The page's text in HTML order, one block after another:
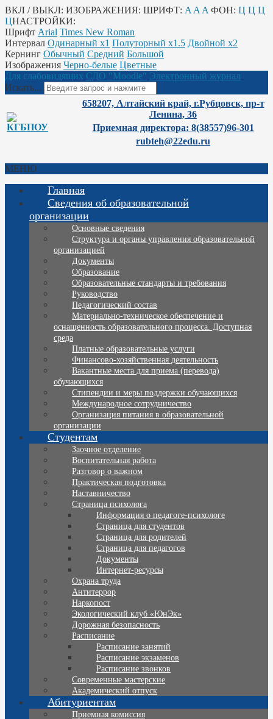
ВКЛ / ВЫКЛ: ИЗОБРАЖЕНИЯ: ШРИФТ: A A A ФОН: Ц Ц Ц
ЦНАСТРОЙКИ:
Шрифт Arial Times New Roman
Интервал Одинарный х1 Полуторный х1.5 Двойной х2
Кернинг Обычный Средний Большой
Изображения Черно-белые Цветные
Для слабовидящих СДО "Moodle" Электронный журнал
Искать...
658207, Алтайский край, г.Рубцовск, пр-т
Ленина, 36
Приемная директора: 8(38557)96-301
rubteh@22edu.ru
МЕНЮ
Главная
Сведения об образовательной
организации
Основные сведения
Структура и органы управления образовательной
организацией
Документы
Образование
Образовательные стандарты и требования
Руководство
Педагогический состав
Материально-техническое обеспечение и
оснащенность образовательного процесса. Доступная
среда
Платные образовательные услуги
Финансово-хозяйственная деятельность
Вакантные места для приема (перевода)
обучающихся
Стипендии и меры поддержки обучающихся
Международное сотрудничество
Организация питания в образовательной
организации
Студентам
Заочное отделение
Воспитательная работа
Разговор о важном
Практическая подготовка
Наставничество
Страница психолога
Информация о педагоге-психологе
Страница для студентов
Страница для родителей
Страница для педагогов
Документы
Интернет-ресурсы
Охрана труда
Антитеррор
Наркопост
Экологический клуб «ЮнЭк»
Дорожная безопасность
Расписание
Расписание занятий
Расписание экзаменов
Расписание звонков
Современные мастерские
Академический отпуск
Абитуриентам
Приемная комиссия